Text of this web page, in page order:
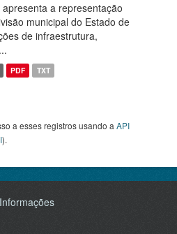
a representação
municipal do Estado de
de infraestrutura,
PDF TXT
a esses registros usando a API
).